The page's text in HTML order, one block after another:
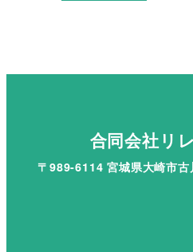
合同会社リ
〒989-6114 宮城県大崎市古